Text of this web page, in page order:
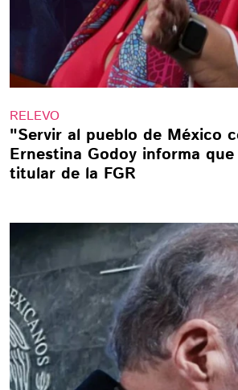
RELEVO
"Servir al pueblo de México
Ernestina Godoy informa
titular de la FGR